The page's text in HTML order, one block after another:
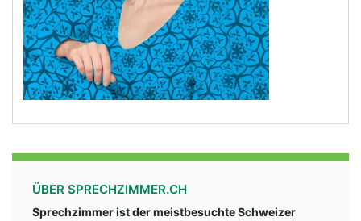
ÜBER SPRECHZIMMER.CH
Sprechzimmer ist der meistbesuchte Schweizer